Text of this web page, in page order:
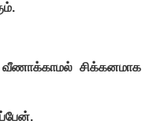
வீணாக்காமல் சிக்கனமாக